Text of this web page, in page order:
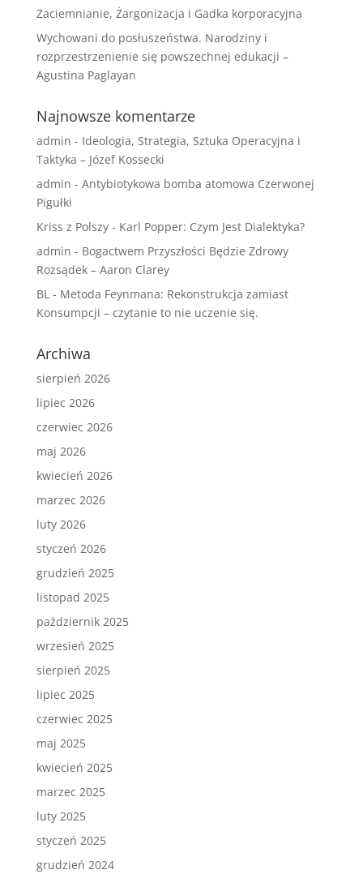
Zaciemnianie, Żargonizacja i Gadka korporacyjna
Wychowani do posłuszeństwa. Narodziny i
rozprzestrzenienie się powszechnej edukacji –
Agustina Paglayan
Najnowsze komentarze
admin - Ideologia, Strategia, Sztuka Operacyjna i
Taktyka – Józef Kossecki
admin - Antybiotykowa bomba atomowa Czerwonej
Pigułki
Kriss z Polszy- Karl Popper: Czym Jest Dialektyka?
admin - Bogactwem Przyszłości Będzie Zdrowy
Rozsądek – Aaron Clarey
BL- Metoda Feynmana: Rekonstrukcja zamiast
Konsumpcji – czytanie to nie uczenie się.
Archiwa
sierpień 2026
lipiec 2026
czerwiec 2026
maj 2026
kwiecień 2026
marzec 2026
luty 2026
styczeń 2026
grudzień 2025
listopad 2025
październik 2025
wrzesień 2025
sierpień 2025
lipiec 2025
czerwiec 2025
maj 2025
kwiecień 2025
marzec 2025
luty 2025
styczeń 2025
grudzień 2024